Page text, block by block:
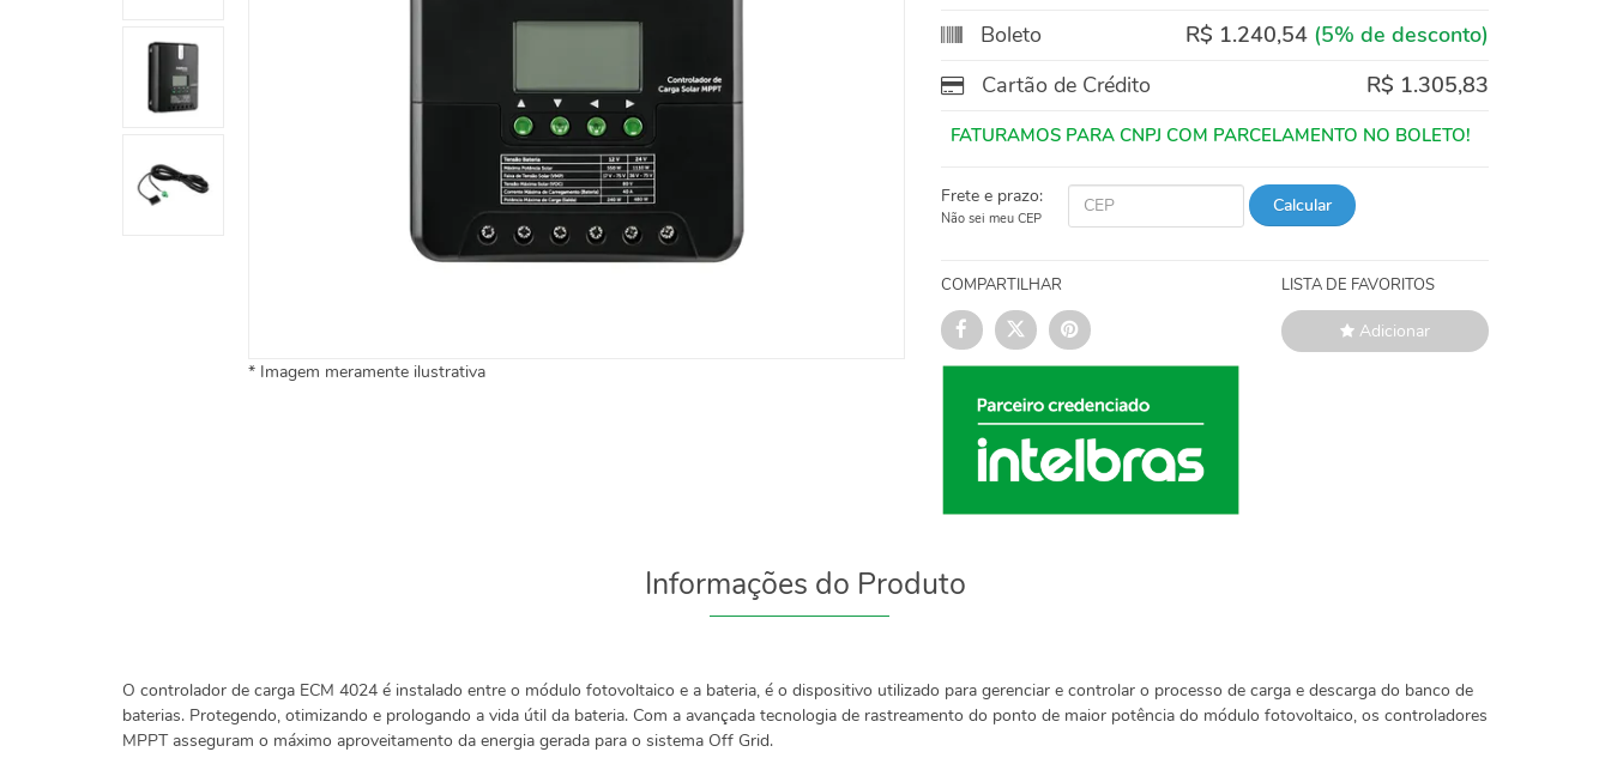
Boleto
R$ 1.240,54 (5% de desconto)
Cartão de Crédito
R$ 1.305,83
Frete e prazo:
Não sei meu CEP
Calcular
COMPARTILHAR LISTA DE FAVORITOS
Adicionar
Informações do Produto
O controlador de carga ECM 4024 é instalado entre o módulo fotovoltaico e a bateria, é o dispositivo utilizado para gerenciar e controlar o processo de carga e descarga do banco de
baterias. Protegendo, otimizando e prologando a vida útil da bateria. Com a avançada tecnologia de rastreamento do ponto de maior potência do módulo fotovoltaico, os controladores
MPPT asseguram o máximo aproveitamento da energia gerada para o sistema Off Grid.